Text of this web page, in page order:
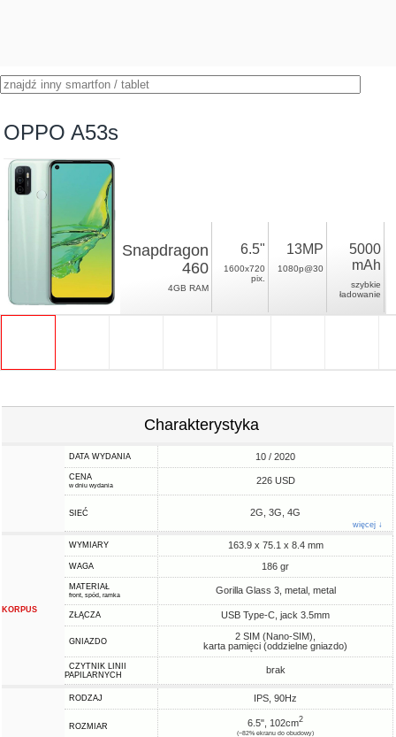
OPPO A53s
Snapdragon
460
4GB RAM
6.5"
1600x720
pix.
13MP
1080p@30
5000
mAh
szybkie
ładowanie
Charakterystyka
DATA WYDANIA 10 / 2020
CENA
w dniu wydania 226 USD
SIEĆ 2G, 3G, 4G
więcej ↓
KORPUS
WYMIARY 163.9 x 75.1 x 8.4 mm
WAGA 186 gr
MATERIAŁ
front, spód, ramka Gorilla Glass 3, metal, metal
ZŁĄCZA USB Type-C, jack 3.5mm
GNIAZDO
2 SIM (Nano-SIM),
karta pamięci (oddzielne gniazdo)
CZYTNIK LINII
PAPILARNYCH
brak
RODZAJ IPS, 90Hz
ROZMIAR 6.5", 102cm2
(~82% ekranu do obudowy)